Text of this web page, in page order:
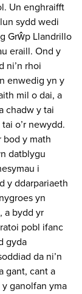
Un enghraifft
sydd wedi
Grŵp Llandrillo
eraill. Ond y
ni’n rhoi
enwedig yn y
mil o dai, a
chadw y tai
o’r newydd.
bod y math
datblygu
i
y ddarpariaeth
yn
a bydd yr
pobl ifanc
gyda
da ni’n
gant, cant a
ganolfan yma